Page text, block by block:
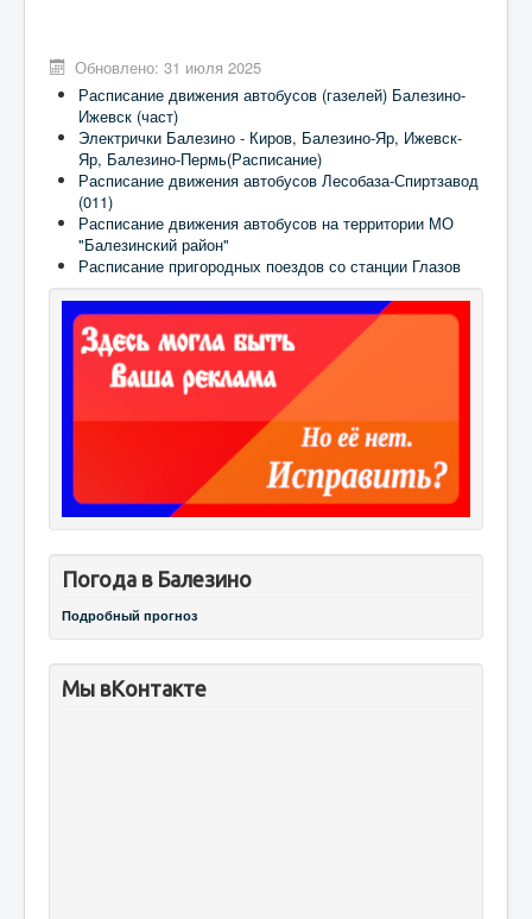
Обновлено: 31 июля 2025
Расписание движения автобусов (газелей) Балезино-
Ижевск (част)
Электрички Балезино - Киров, Балезино-Яр, Ижевск-
Яр, Балезино-Пермь(Расписание)
Расписание движения автобусов Лесобаза-Спиртзавод
(011)
Расписание движения автобусов на территории МО
"Балезинский район"
Расписание пригородных поездов со станции Глазов
Погода в Балезино
Подробный прогноз
Мы вКонтакте